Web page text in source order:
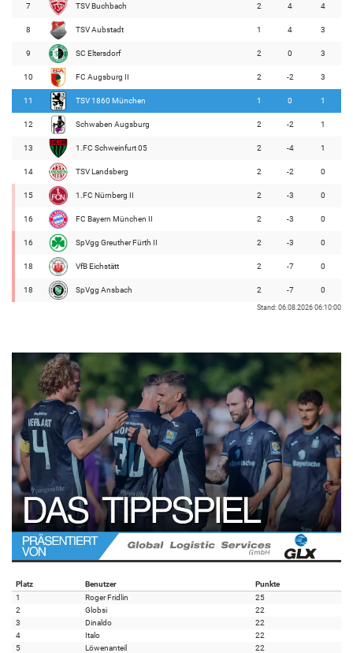
7 TSV Buchbach 2 4 4
8 TSV Aubstadt 1 4 3
9 SC Eltersdorf 2 0 3
10 FC Augsburg II 2 -2 3
11 TSV 1860 München 1 0 1
12 Schwaben Augsburg 2 -2 1
13 1.FC Schweinfurt 05 2 -4 1
14 TSV Landsberg 2 -2 0
15 1.FC Nürnberg II 2 -3 0
16 FC Bayern München II 2 -3 0
16 SpVgg Greuther Fürth II 2 -3 0
18 VfB Eichstätt 2 -7 0
18 SpVgg Ansbach 2 -7 0
Stand: 06.08.2026 06:10:00
Platz Benutzer
Punkte
1
Roger Fridlin
25
2
Globsi
22
3
Dinaldo
22
4
Italo
22
5
Löwenanteil
22